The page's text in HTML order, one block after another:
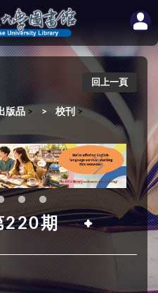
回上一頁
版品 > 校刊 >
220期